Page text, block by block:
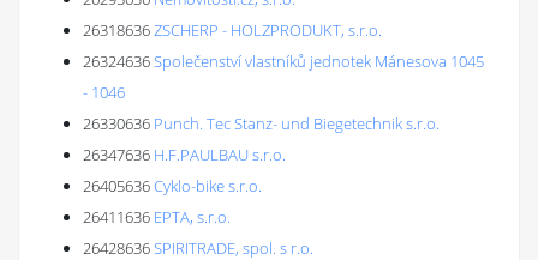
26318636ZSCHERP - HOLZPRODUKT, s.r.o.
26324636Společenství vlastníků jednotek Mánesova 1045
- 1046
26330636 Punch. Tec Stanz- und Biegetechnik s.r.o.
26347636 H.F.PAULBAU s.r.o.
26405636Cyklo-bike s.r.o.
26411636 EPTA, s.r.o.
26428636SPIRITRADE, spol. s r.o.